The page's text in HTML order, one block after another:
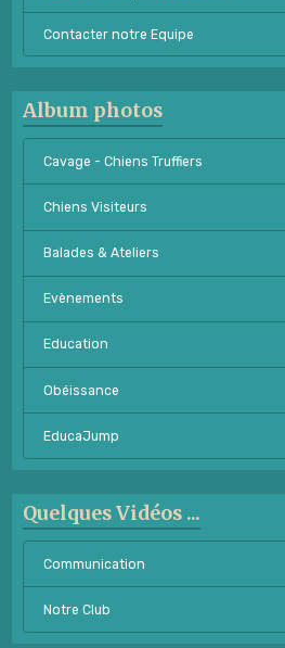
Contacter notre Equipe
Album photos
Cavage - Chiens Truffiers
Chiens Visiteurs
Balades & Ateliers
Evènements
Education
Obéissance
EducaJump
Quelques Vidéos ...
Communication
Notre Club